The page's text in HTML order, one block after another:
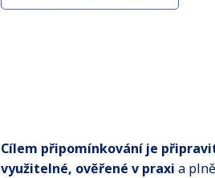
Cílem připomínkování je
využitelné, ověřené v praxi a